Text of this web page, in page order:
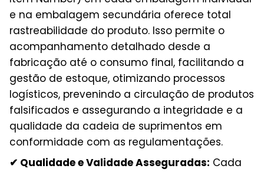
e na embalagem secundária oferece total
rastreabilidade do produto. Isso permite o
acompanhamento detalhado desde a
fabricação até o consumo final, facilitando a
gestão de estoque, otimizando processos
logísticos, prevenindo a circulação de produtos
falsificados e assegurando a integridade e a
qualidade da cadeia de suprimentos em
conformidade com as regulamentações.
✔ Qualidade e Validade Asseguradas: Cada